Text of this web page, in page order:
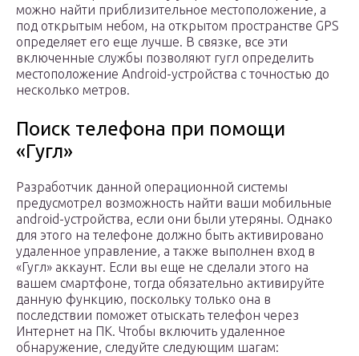
можно найти приблизительное местоположение, а
под открытым небом, на открытом пространстве GPS
определяет его еще лучше. В связке, все эти
включенные службы позволяют гугл определить
местоположение Android-устройства с точностью до
несколько метров.
Поиск телефона при помощи
«Гугл»
Разработчик данной операционной системы
предусмотрел возможность найти ваши мобильные
android-устройства, если они были утеряны. Однако
для этого на телефоне должно быть активировано
удаленное управление, а также выполнен вход в
«Гугл» аккаунт. Если вы еще не сделали этого на
вашем смартфоне, тогда обязательно активируйте
данную функцию, поскольку только она в
последствии поможет отыскать телефон через
Интернет на ПК. Чтобы включить удаленное
обнаружение, следуйте следующим шагам: